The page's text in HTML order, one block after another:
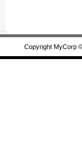
Copyright MyCorp